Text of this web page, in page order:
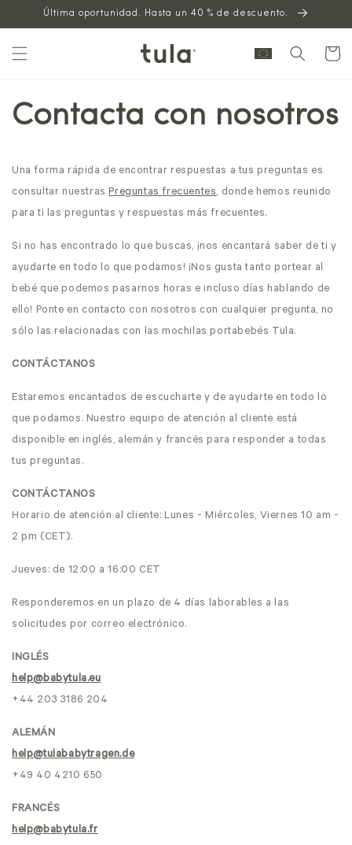
Saltar al
contenido
Última oportunidad. Hasta un 40 % de descuento.
Carrito
Contacta con nosotros
Una forma rápida de encontrar respuestas a tus preguntas es
consultar nuestrasPreguntas frecuentes, donde hemos reunido
para ti las preguntas y respuestas más frecuentes.
Si no has encontrado lo que buscas, ¡nos encantará saber de ti y
ayudarte en todo lo que podamos! ¡Nos gusta tanto portear al
bebé que podemos pasarnos horas e incluso días hablando de
ello! Ponte en contacto con nosotros con cualquier pregunta, no
sólo las relacionadas con las mochilas portabebés Tula.
CONTÁCTANOS
Estaremos encantados de escucharte y de ayudarte en todo lo
que podamos. Nuestro equipo de atención al cliente está
disponible en inglés, alemán y francés para responder a todas
tus preguntas.
CONTÁCTANOS
Horario de atención al cliente: Lunes - Miércoles, Viernes 10 am -
2 pm (CET).
Jueves: de 12:00 a 16:00 CET
Responderemos en un plazo de 4 días laborables a las
solicitudes por correo electrónico.
INGLÉS
help@babytula.eu
+44 203 3186 204
ALEMÁN
help@tulababytragen.de
+49 40 4210 650
FRANCÉS
help@babytula.fr